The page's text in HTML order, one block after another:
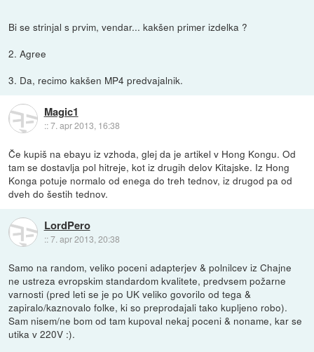
Bi se strinjal s prvim, vendar... kakšen primer izdelka ?
2. Agree
3. Da, recimo kakšen MP4 predvajalnik.
Magic1
::7. apr 2013, 16:38
Če kupiš na ebayu iz vzhoda, glej da je artikel v Hong Kongu. Od
tam se dostavlja pol hitreje, kot iz drugih delov Kitajske. Iz Hong
Konga potuje normalo od enega do treh tednov, iz drugod pa od
dveh do šestih tednov.
LordPero
::7. apr 2013, 20:38
Samo na random, veliko poceni adapterjev & polnilcev iz Chajne
ne ustreza evropskim standardom kvalitete, predvsem požarne
varnosti (pred leti se je po UK veliko govorilo od tega &
zapiralo/kaznovalo folke, ki so preprodajali tako kupljeno robo).
Sam nisem/ne bom od tam kupoval nekaj poceni & noname, kar se
utika v 220V :).